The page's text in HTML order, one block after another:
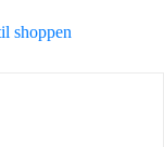
shoppen